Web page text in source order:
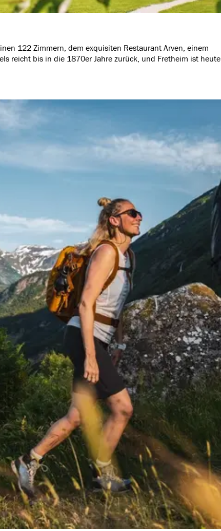
122 Zimmern, dem exquisiten Restaurant Arven, einem
reicht bis in die 1870er Jahre zurück, und Fretheim ist heute